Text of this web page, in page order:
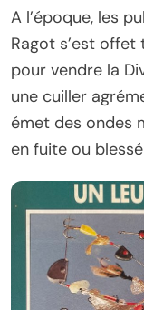
A l’époque, les
Ragot s’est
pour vendre la
une cuiller
émet des ondes
en fuite ou blessé